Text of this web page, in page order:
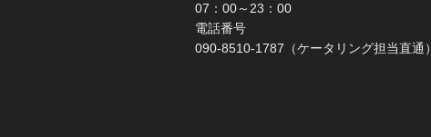
07：00～23：00
電話番号
090-8510-1787（ケータリング担当直通）